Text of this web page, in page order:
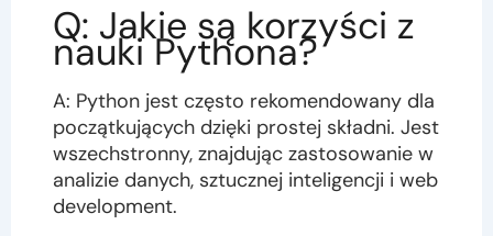
Q: Jakie są korzyści z
nauki Pythona?
A: Python jest często rekomendowany dla
początkujących dzięki prostej składni. Jest
wszechstronny, znajdując zastosowanie w
analizie danych, sztucznej inteligencji i web
development.